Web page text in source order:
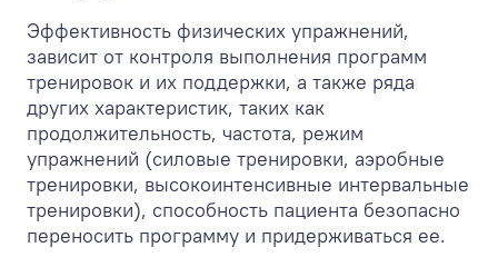
Эффективность физических упражнений,
зависит от контроля выполнения программ
тренировок и их поддержки, а также ряда
других характеристик, таких как
продолжительность, частота, режим
упражнений (силовые тренировки, аэробные
тренировки, высокоинтенсивные интервальные
тренировки), способность пациента безопасно
переносить программу и придерживаться ее.